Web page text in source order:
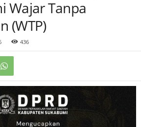
Wajar Tanpa
(WTP)
436